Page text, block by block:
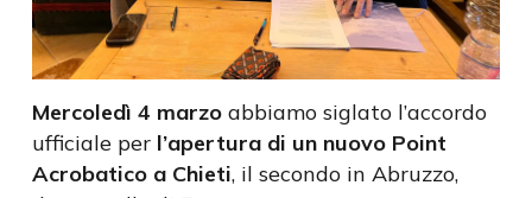
Mercoledì 4 marzo abbiamo siglato l’accordo
ufficiale per l’apertura di un nuovo Point
Acrobatico a Chieti, il secondo in Abruzzo,